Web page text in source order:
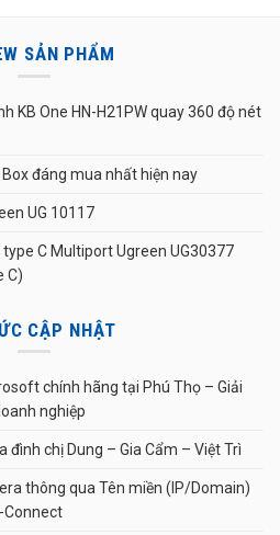
SẢN PHẨM
KB One HN-H21PW quay 360 độ nét
đáng mua nhất hiện nay
UG 10117
C Multiport Ugreen UG30377
C)
CẬP NHẬT
chính hãng tại Phú Thọ – Giải
nghiệp
đình chị Dung – Gia Cẩm – Việt Trì
thông qua Tên miền (IP/Domain)
Connect